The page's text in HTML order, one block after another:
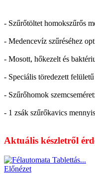
- Szűrőtöltet homokszűrős
- Medencevíz szűréséhez
- Mosott, hőkezelt és
- Speciális töredezett
- Szűrőhomok
- 1 zsák szűrőkavics
Aktuális készletről
Előnézet